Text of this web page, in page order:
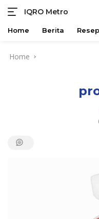
IQRO Metro
Lets
Bright
Home Berita Resep
Home